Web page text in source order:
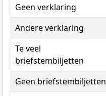
Geen verklaring
Andere verklaring
Te veel
briefstembiljetten
Geen briefstembiljetten